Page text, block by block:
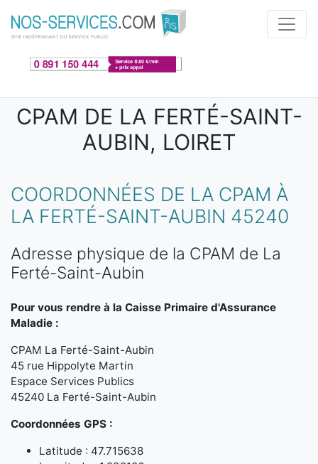
Aller au contenu principal
CPAM DE LA FERTÉ-SAINT-
AUBIN, LOIRET
COORDONNÉES DE LA CPAM À
LA FERTÉ-SAINT-AUBIN 45240
Adresse physique de la CPAM de La
Ferté-Saint-Aubin
Pour vous rendre à la Caisse Primaire d'Assurance
Maladie :
CPAM La Ferté-Saint-Aubin
45 rue Hippolyte Martin
Espace Services Publics
45240 La Ferté-Saint-Aubin
Coordonnées GPS :
Latitude : 47.715638